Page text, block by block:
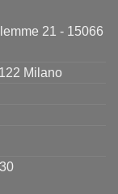
21 - 15066
Milano